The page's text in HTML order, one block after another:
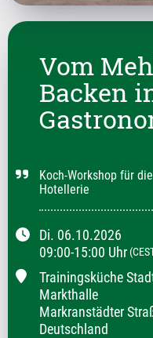
Vom
Backen
Di. 06.10.2026
09:00-15:00 Uhr
Trainingsküche
Markthalle
Markranstädter
Deutschland
Koch-Workshop für
Hotellerie